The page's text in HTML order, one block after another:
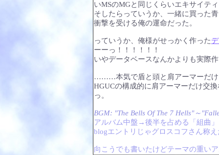
いMSのMGと同じくらいエキサイテ
そしたらっていうか、一緒に買った
衝撃を受ける俺の運命だった。
っていうか、俺様がせっかく作った
ーーっ！！！！！！
いやデータベースなんかよりも実際
………本気で盾と頭と肩アーマーだ
HGUCの構成的に肩アーマーだけ交
っ。
BGM: "The Bells Of The 7 Hells"～
アルバム中盤→後半を占める「組曲
blogエントリじゃグロスコフさん称
向こうでも書いたけどテーマの重い